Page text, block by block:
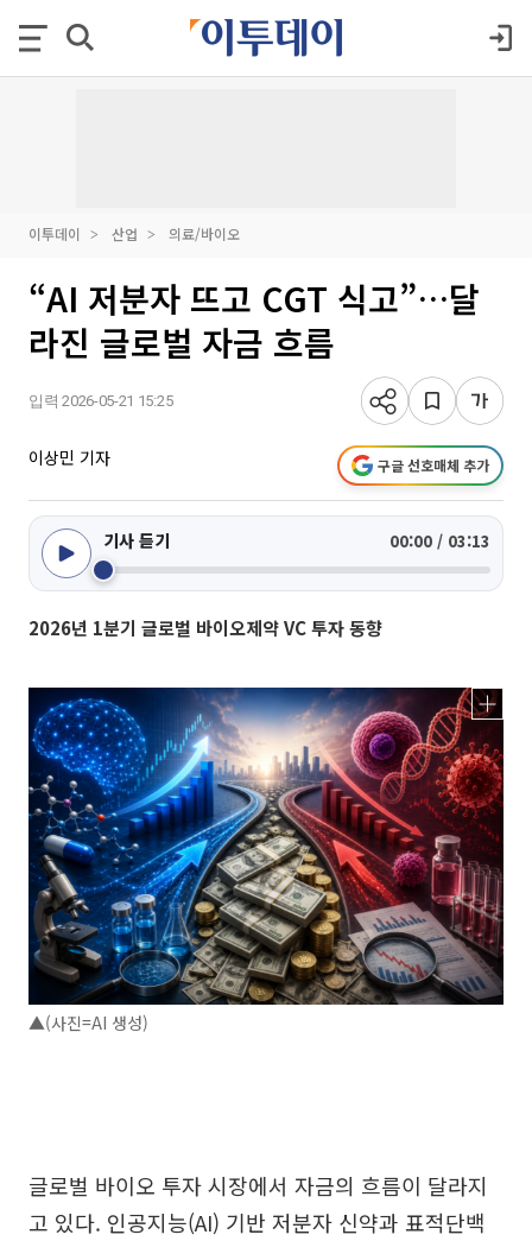
이투데이 산업 의료/바이오
“AI 저분자 뜨고 CGT 식고”…달
라진 글로벌 자금 흐름
입력 2026-05-21 15:25
이상민 기자 구글 선호매체 추가
기사 듣기 00:00 / 03:13
2026년 1분기 글로벌 바이오제약 VC 투자 동향
▲(사진=AI 생성)
글로벌 바이오 투자 시장에서 자금의 흐름이 달라지
고 있다. 인공지능(AI) 기반 저분자 신약과 표적단백